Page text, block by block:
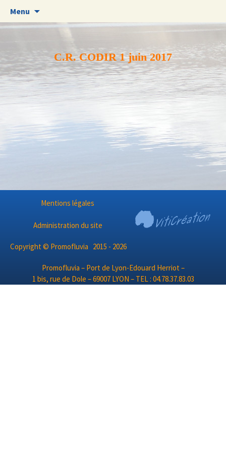
Menu
contenu
C.R. CODIR 1 juin 2017
Mentions légales
Administration du site
Copyright © Promofluvia 2015 - 2026
Promofluvia – Port de Lyon-Edouard Herriot –
1 bis, rue de Dole – 69007 LYON – TEL : 04.78.37.83.03